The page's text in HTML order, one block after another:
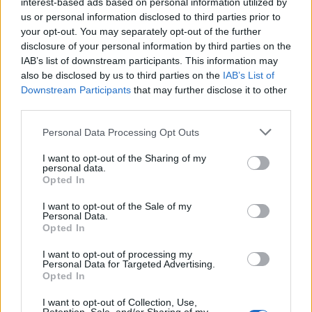
us or personal information disclosed to third parties prior to
your opt-out. You may separately opt-out of the further
disclosure of your personal information by third parties on the
IAB’s list of downstream participants. This information may
also be disclosed by us to third parties on the IAB’s List of
Downstream Participants that may further disclose it to other
Personal Data Processing Opt Outs
I want to opt-out of the Sharing of my
personal data.
Opted In
I want to opt-out of the Sale of my
Personal Data.
Opted In
I want to opt-out of processing my
Personal Data for Targeted Advertising.
Opted In
I want to opt-out of Collection, Use,
felajánlásának határideje, 900 ezren már
léptek
A személyi jövedelemadó bevallásának, illetve az adó 1+1
közeleg, és eddig utóbbi kapcsán már több, mint 900 ezren
megtették a felajánlásukat – hívta fel a figyelmet
közleményében a NAV.